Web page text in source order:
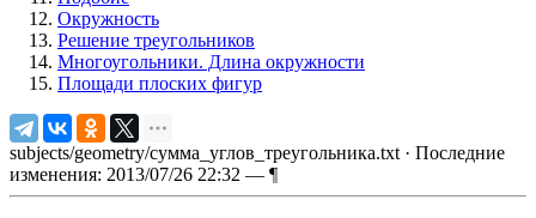
Окружность
Решение треугольников
Многоугольники. Длина окружности
Площади плоских фигур
subjects/geometry/сумма_углов_треугольника.txt · Последние
изменения: 2013/07/26 22:32 — ¶